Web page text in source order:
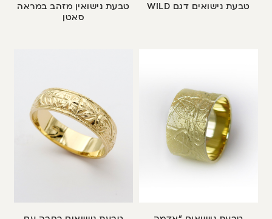
טבעת נישואים דגם WILD
טבעת נישואין מזהב במראה
סאטן